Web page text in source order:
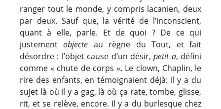
ranger tout le monde, y compris lacanien, deux
par deux. Sauf que, la vérité de l’inconscient,
quant à elle, parle. Et de quoi ? De ce qui
justementobjecte au règne du Tout, et fait
désordre : l’objet cause d’un désir,petit a, défini
comme « chute de corps ». Le clown, Chaplin, le
rire des enfants, en témoignaient déjà: il y a du
sujet là où il y a gag, là où ça rate, tombe, glisse,
rit, et se relève, encore. Il y a du burlesque chez